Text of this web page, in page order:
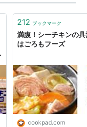
212 ブックマーク
満腹！シーチキンの
はごろもフーズ
cookpad.com